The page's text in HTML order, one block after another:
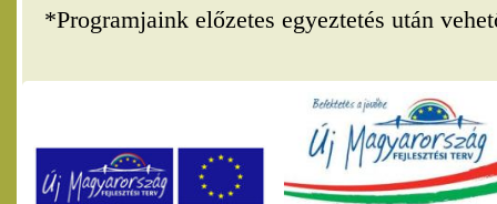
*Programjaink előzetes egyeztetés után